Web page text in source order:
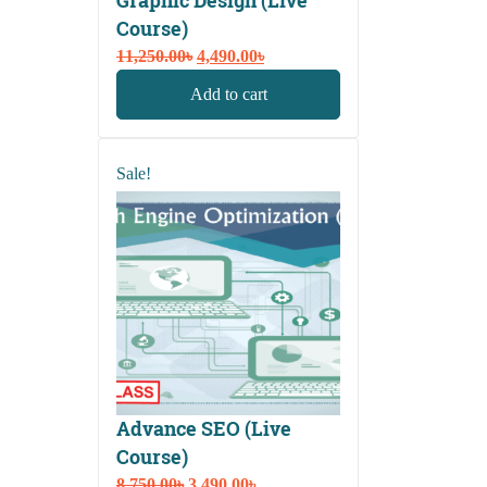
Course)
11,250.00৳ Original
4,490.00৳Current
Add to cart
Sale!
Advance SEO (Live
Course)
Original Current